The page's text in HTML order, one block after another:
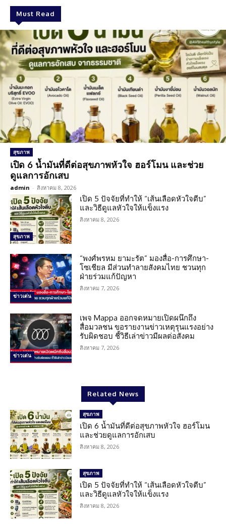
Must Read
สุขภาพ
เปิด 6 น้ำมันที่ดีต่อสุขภาพหัวใจ ฮอร์โมน และช่วย
ดูแลการอักเสบ
admin - สิงหาคม 8, 2026
สุขภาพ
เปิด 5 ปัจจัยที่ทำให้ “เส้นเลือดหัวใจตีบ”
และวิธีดูแลหัวใจให้แข็งแรง
สิงหาคม 8, 2026
ข่าวเด่น
“พงศ์พรหม ยามะรัต” มองสื่อ-การศึกษา-
โซเชียล มีส่วนทำลายสังคมไทย ชวนทุก
ฝ่ายร่วมแก้ปัญหา
สิงหาคม 7, 2026
ข่าวเด่น
เพจ Mappa ออกจดหมายเปิดผนึกถึง
สื่อมวลชน ขอรายงานข่าวเหตุรุนแรงอย่าง
รับผิดชอบ ชี้วิธีเล่าข่าวมีผลต่อสังคม
สิงหาคม 7, 2026
Related News
สุขภาพ
เปิด 6 น้ำมันที่ดีต่อสุขภาพหัวใจ ฮอร์โมน
และช่วยดูแลการอักเสบ
สิงหาคม 8, 2026
สุขภาพ
เปิด 5 ปัจจัยที่ทำให้ “เส้นเลือดหัวใจตีบ”
และวิธีดูแลหัวใจให้แข็งแรง
สิงหาคม 8, 2026